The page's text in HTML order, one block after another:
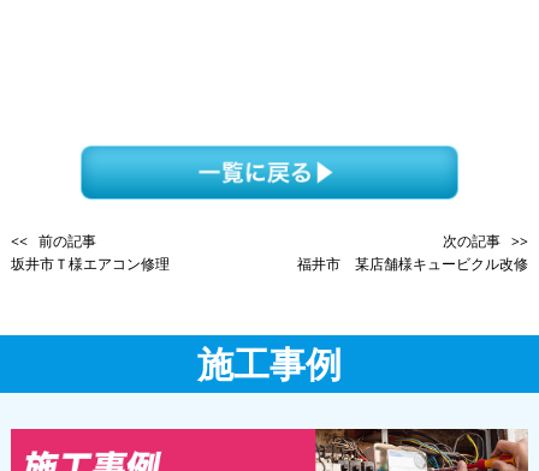
<< 前の記事
坂井市Ｔ様エアコン修理
次の記事 >>
福井市 某店舗様キュービクル改修
施工事例